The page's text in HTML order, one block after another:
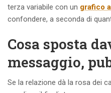
terza variabile con un grafico
confondere, a seconda di
Cosa sposta
messaggio,
Se la relazione dà la rosa dei